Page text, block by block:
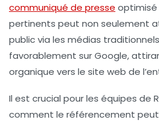
communiqué de presse
pertinents peut non seulement
public via les médias
favorablement sur Google,
organique vers le site web de
Il est crucial pour les équipes de
comment le référencement